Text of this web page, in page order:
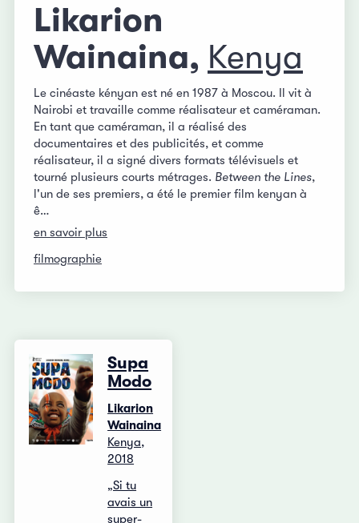
Likarion
Wainaina, Kenya
Le cinéaste kényan est né en 1987 à Moscou. Il vit à
Nairobi et travaille comme réalisateur et caméraman.
En tant que caméraman, il a réalisé des
documentaires et des publicités, et comme
réalisateur, il a signé divers formats télévisuels et
tourné plusieurs courts métrages. Between the Lines,
l'un de ses premiers, a été le premier film kenyan à
ê…
en savoir plus
filmographie
Supa
Modo
Likarion
Wainaina
Kenya,
2018
„Si tu
avais un
super-